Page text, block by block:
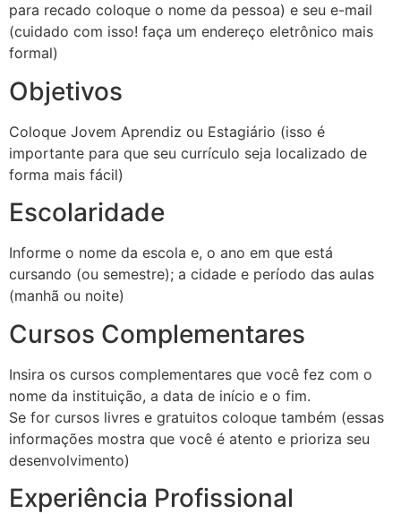
para recado coloque o nome da pessoa) e seu e-mail
(cuidado com isso! faça um endereço eletrônico mais
formal)
Objetivos
Coloque Jovem Aprendiz ou Estagiário (isso é
importante para que seu currículo seja localizado de
forma mais fácil)
Escolaridade
Informe o nome da escola e, o ano em que está
cursando (ou semestre); a cidade e período das aulas
(manhã ou noite)
Cursos Complementares
Insira os cursos complementares que você fez com o
nome da instituição, a data de início e o fim.
Se for cursos livres e gratuitos coloque também (essas
informações mostra que você é atento e prioriza seu
desenvolvimento)
Experiência Profissional